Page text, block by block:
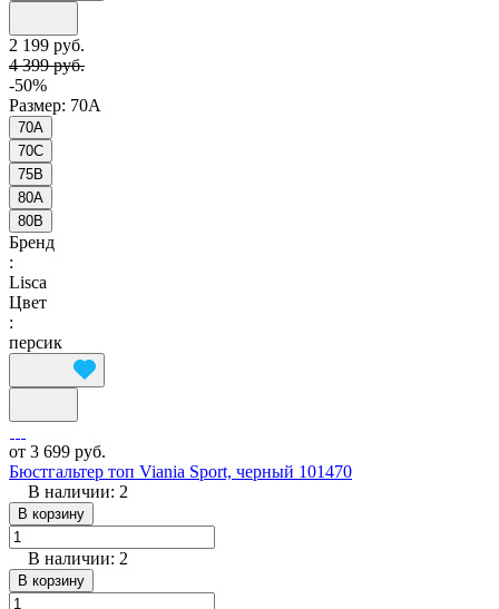
2 199 руб.
4 399 руб.
-50%
Размер: 70A
70A
70C
75B
80A
80B
Бренд
:
Lisca
Цвет
:
персик
от 3 699 руб.
Бюстгальтер топ Viania Sport, черный 101470
В наличии: 2
В корзину
В наличии: 2
В корзину